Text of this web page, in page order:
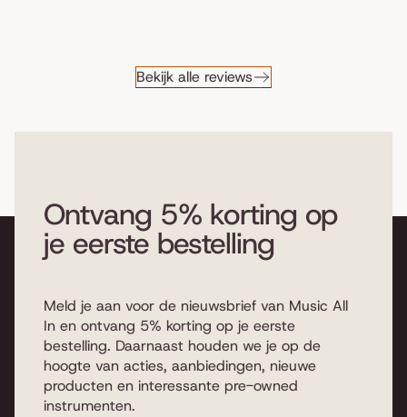
Bekijk alle reviews
Ontvang 5% korting op
je eerste bestelling
Meld je aan voor de nieuwsbrief van Music All
In en ontvang 5% korting op je eerste
bestelling. Daarnaast houden we je op de
hoogte van acties, aanbiedingen, nieuwe
producten en interessante pre-owned
instrumenten.